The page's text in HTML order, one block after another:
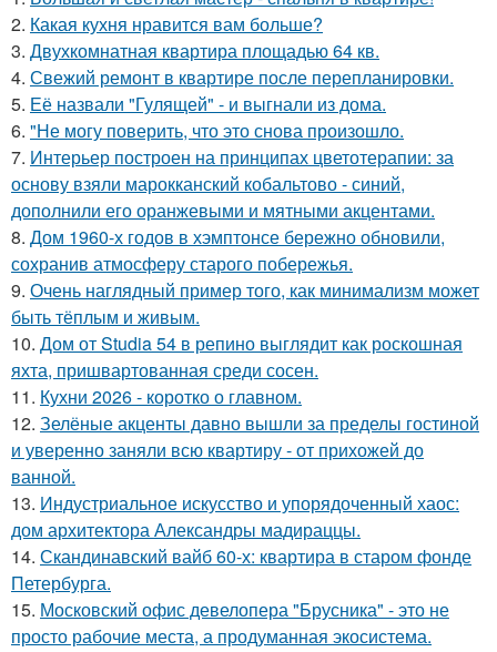
2. Какая кухня нравится вам больше?
3. Двухкомнатная квартира площадью 64 кв.
4. Свежий ремонт в квартире после перепланировки.
5. Её назвали "Гулящей" - и выгнали из дома.
6. "Не могу поверить, что это снова произошло.
7. Интерьер построен на принципах цветотерапии: за
основу взяли марокканский кобальтово - синий,
дополнили его оранжевыми и мятными акцентами.
8. Дом 1960-х годов в хэмптонсе бережно обновили,
сохранив атмосферу старого побережья.
9. Очень наглядный пример того, как минимализм может
быть тёплым и живым.
10. Дом от Studia 54 в репино выглядит как роскошная
яхта, пришвартованная среди сосен.
11. Кухни 2026 - коротко о главном.
12. Зелёные акценты давно вышли за пределы гостиной
и уверенно заняли всю квартиру - от прихожей до
ванной.
13. Индустриальное искусство и упорядоченный хаос:
дом архитектора Александры мадираццы.
14. Скандинавский вайб 60-х: квартира в старом фонде
Петербурга.
15. Московский офис девелопера "Брусника" - это не
просто рабочие места, а продуманная экосистема.